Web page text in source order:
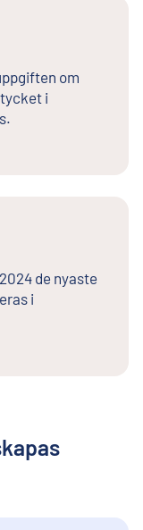
om
i
de nyaste
i